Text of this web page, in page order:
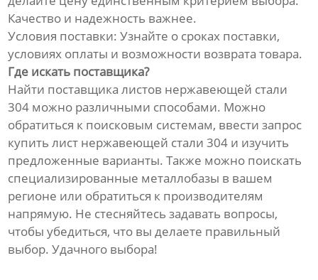
Качество и надежность важнее.
Условия поставки: Узнайте о сроках поставки,
условиях оплаты и возможности возврата товара.
Где искать поставщика?
Найти поставщика листов нержавеющей стали
304 можно различными способами. Можно
обратиться к поисковым системам, ввести запрос
купить лист нержавеющей стали 304 и изучить
предложенные варианты. Также можно поискать
специализированные металлобазы в вашем
регионе или обратиться к производителям
напрямую. Не стесняйтесь задавать вопросы,
чтобы убедиться, что вы делаете правильный
выбор. Удачного выбора!